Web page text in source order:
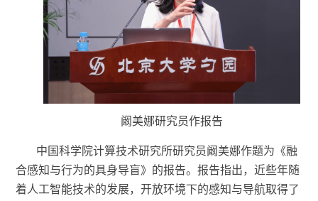
阚美娜研究员作报告
中国科学院计算技术研究所研究员阚美娜作题为《融
合感知与行为的具身导盲》的报告。报告指出，近些年随
着人工智能技术的发展，开放环境下的感知与导航取得了